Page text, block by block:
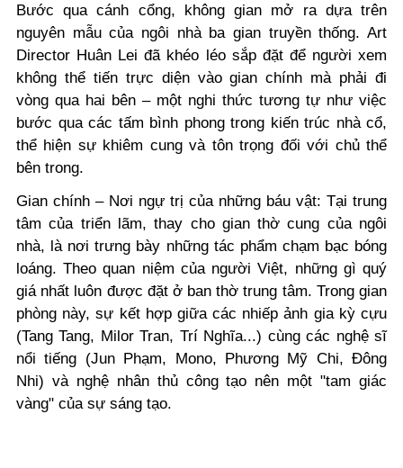
Bước qua cánh cổng, không gian mở ra dựa trên
nguyên mẫu của ngôi nhà ba gian truyền thống. Art
Director Huân Lei đã khéo léo sắp đặt để người xem
không thể tiến trực diện vào gian chính mà phải đi
vòng qua hai bên – một nghi thức tương tự như việc
bước qua các tấm bình phong trong kiến trúc nhà cổ,
thể hiện sự khiêm cung và tôn trọng đối với chủ thể
bên trong.
Gian chính – Nơi ngự trị của những báu vật: Tại trung
tâm của triển lãm, thay cho gian thờ cung của ngôi
nhà, là nơi trưng bày những tác phẩm chạm bạc bóng
loáng. Theo quan niệm của người Việt, những gì quý
giá nhất luôn được đặt ở ban thờ trung tâm. Trong gian
phòng này, sự kết hợp giữa các nhiếp ảnh gia kỳ cựu
(Tang Tang, Milor Tran, Trí Nghĩa...) cùng các nghệ sĩ
nổi tiếng (Jun Phạm, Mono, Phương Mỹ Chi, Đông
Nhi) và nghệ nhân thủ công tạo nên một "tam giác
vàng" của sự sáng tạo.